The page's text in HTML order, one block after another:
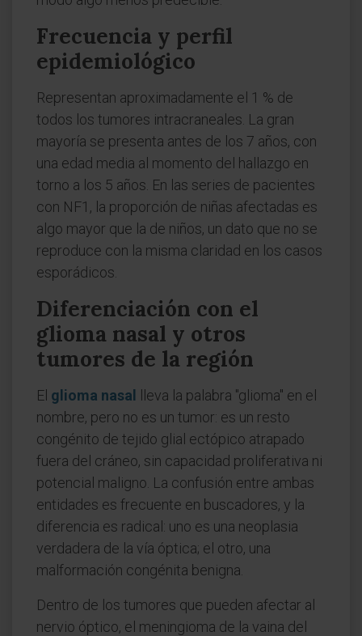
Frecuencia y perfil
epidemiológico
Representan aproximadamente el 1 % de
todos los tumores intracraneales. La gran
mayoría se presenta antes de los 7 años, con
una edad media al momento del hallazgo en
torno a los 5 años. En las series de pacientes
con NF1, la proporción de niñas afectadas es
algo mayor que la de niños, un dato que no se
reproduce con la misma claridad en los casos
esporádicos.
Diferenciación con el
glioma nasal y otros
tumores de la región
El glioma nasal
lleva la palabra "glioma" en el
nombre, pero no es un tumor: es un resto
congénito de tejido glial ectópico atrapado
fuera del cráneo, sin capacidad proliferativa ni
potencial maligno. La confusión entre ambas
entidades es frecuente en buscadores, y la
diferencia es radical: uno es una neoplasia
verdadera de la vía óptica; el otro, una
malformación congénita benigna.
Dentro de los tumores que pueden afectar al
nervio óptico, el meningioma de la vaina del